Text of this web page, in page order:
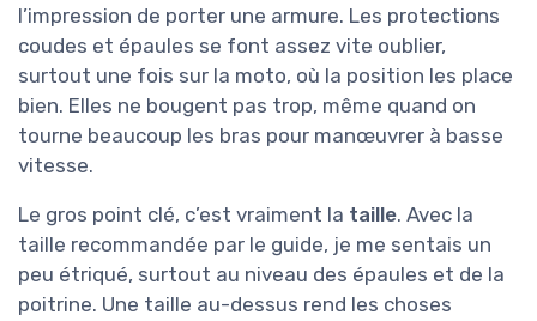
l’impression de porter une armure. Les protections
coudes et épaules se font assez vite oublier,
surtout une fois sur la moto, où la position les place
bien. Elles ne bougent pas trop, même quand on
tourne beaucoup les bras pour manœuvrer à basse
vitesse.
Le gros point clé, c’est vraiment la taille. Avec la
taille recommandée par le guide, je me sentais un
peu étriqué, surtout au niveau des épaules et de la
poitrine. Une taille au-dessus rend les choses